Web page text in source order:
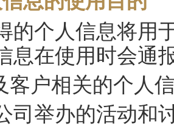
的个人信息将用
息在使用时会通
客户相关的个人
司举办的活动和